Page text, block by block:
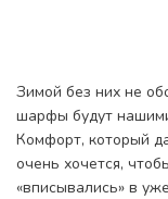
Зимой без них не
шарфы будут
Комфорт, который
очень хочется,
«вписывались» в